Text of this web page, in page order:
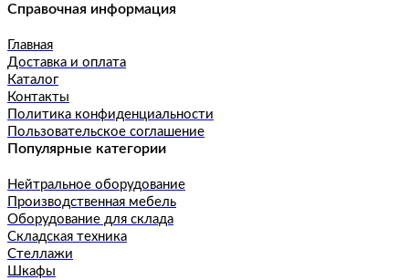
Справочная информация
Главная
Доставка и оплата
Каталог
Контакты
Политика конфиденциальности
Пользовательское соглашение
Популярные категории
Нейтральное оборудование
Производственная мебель
Оборудование для склада
Складская техника
Стеллажи
Шкафы